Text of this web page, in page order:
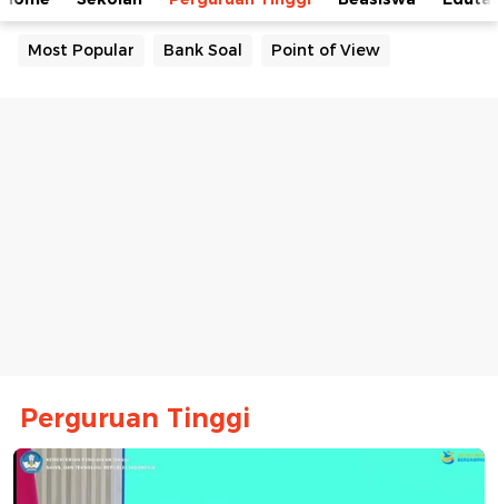
Most Popular Bank Soal Point of View
Perguruan Tinggi